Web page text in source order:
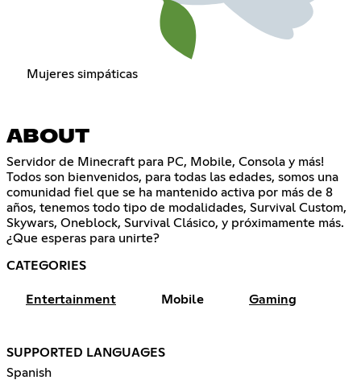
Mujeres simpáticas
ABOUT
Servidor de Minecraft para PC, Mobile, Consola y más!
Todos son bienvenidos, para todas las edades, somos una
comunidad fiel que se ha mantenido activa por más de 8
años, tenemos todo tipo de modalidades, Survival Custom,
Skywars, Oneblock, Survival Clásico, y próximamente más.
¿Que esperas para unirte?
CATEGORIES
Entertainment Mobile Gaming
SUPPORTED LANGUAGES
Spanish